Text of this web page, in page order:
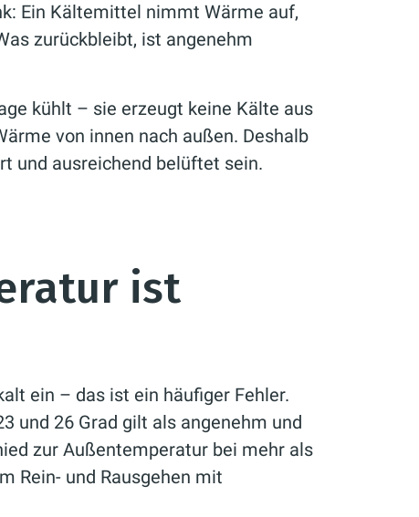
Ein Kältemittel nimmt Wärme auf,
zurückbleibt, ist angenehm
kühlt – sie erzeugt keine Kälte aus
von innen nach außen. Deshalb
und ausreichend belüftet sein.
ist
ein – das ist ein häufiger Fehler.
und 26 Grad gilt als angenehm und
zur Außentemperatur bei mehr als
Rein- und Rausgehen mit